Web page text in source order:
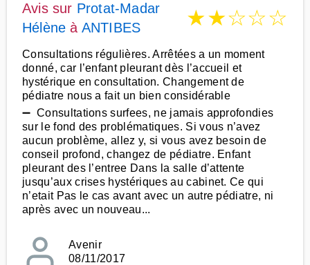
Avis sur Protat-Madar
Hélène à ANTIBES ★★☆☆☆
Consultations régulières. Arrêtées a un moment
donné, car l’enfant pleurant dès l’accueil et
hystérique en consultation. Changement de
pédiatre nous a fait un bien considérable
➖ Consultations surfees, ne jamais approfondies
sur le fond des problématiques. Si vous n’avez
aucun problème, allez y, si vous avez besoin de
conseil profond, changez de pédiatre. Enfant
pleurant des l’entree Dans la salle d’attente
jusqu’aux crises hystériques au cabinet. Ce qui
n’etait Pas le cas avant avec un autre pédiatre, ni
après avec un nouveau...
Avenir
08/11/2017